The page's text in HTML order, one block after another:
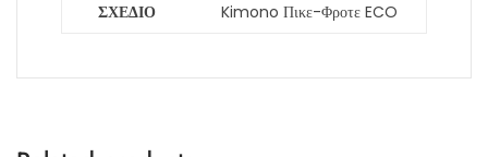
ΣΧΕΔΙΟ
Kimono Πικε-Φροτε ECO